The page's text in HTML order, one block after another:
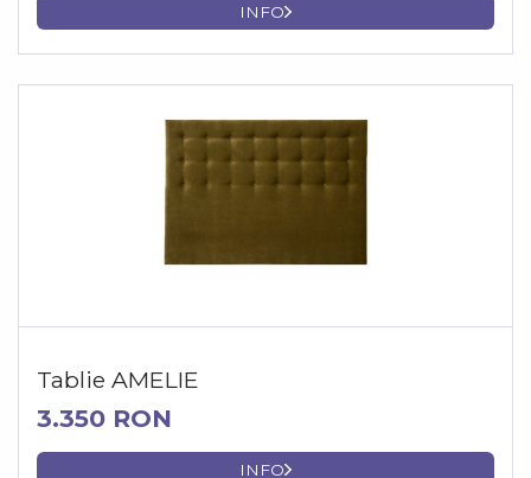
INFO
Tablie AMELIE
3.350 RON
INFO